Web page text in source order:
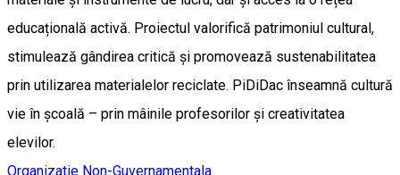
educațională activă. Proiectul valorifică patrimoniul cultural,
stimulează gândirea critică și promovează sustenabilitatea
prin utilizarea materialelor reciclate. PiDiDac înseamnă cultură
vie în școală – prin mâinile profesorilor și creativitatea
elevilor.
Organizatie Non-Guvernamentala